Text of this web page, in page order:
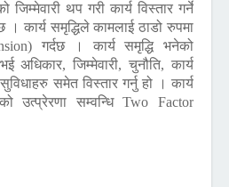
जिम्मेवारी थप गरी कार्य विस्तार गर्ने
। कार्य समृद्धिले कामलाई ठाडो रुपमा
गर्दछ । कार्य समृद्धि भनेको
अधिकार, जिम्मेवारी, चुनौति, कार्य
समेत विस्तार गर्नु हो । कार्य
उत्प्रेरणा सम्वन्धिTwo Factor